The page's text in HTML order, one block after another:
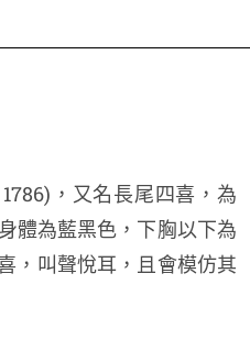
，又名長尾四喜，為
體為藍黑色，下胸以下為
，叫聲悅耳，且會模仿其